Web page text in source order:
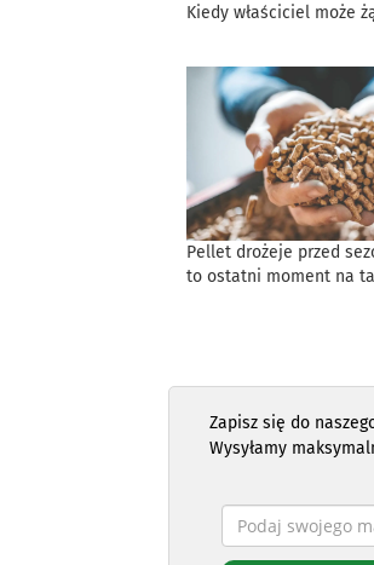
Kiedy właściciel może
Pellet drożeje przed
to ostatni moment na
Zapisz się do
Wysyłamy